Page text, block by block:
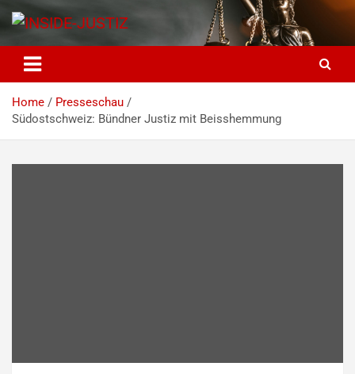
INSIDE-JUSTIZ
Investigativer Journalismus zur Dritten Gewalt
Home
Presseschau
Südostschweiz: Bündner Justiz mit Beisshemmung